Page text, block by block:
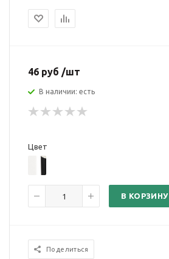
46 руб /шт
В наличии: есть
Цвет
В КОРЗИНУ
Поделиться